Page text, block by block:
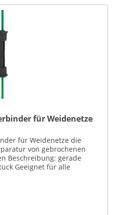
für Weidenetze
für Weidenetze die
von gebrochenen
Beschreibung: gerade
Geeignet für alle